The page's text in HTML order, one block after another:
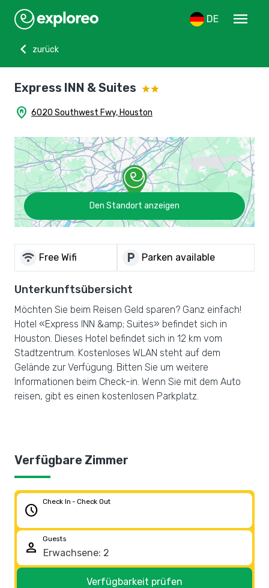
DE
menu
chevron_left
zurück
Express INN & Suites
home_pin 6020 Southwest Fwy, Houston
Den Standort anzeigen
wifi Free Wifi local_parking Parken available
Unterkunftsübersicht
Möchten Sie beim Reisen Geld sparen? Ganz einfach!
Hotel «Express INN &amp; Suites» befindet sich in
Houston. Dieses Hotel befindet sich in 12 km vom
Stadtzentrum. Kostenloses WLAN steht auf dem
Gelände zur Verfügung. Bitten Sie um weitere
Informationen beim Check-in. Wenn Sie mit dem Auto
reisen, gibt es einen kostenlosen Parkplatz.
Verfügbare Zimmer
schedule
Check In - Check Out
person
Guests
Verfügbarkeit prüfen